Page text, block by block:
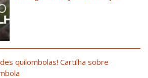
quilombolas! Cartilha sobre